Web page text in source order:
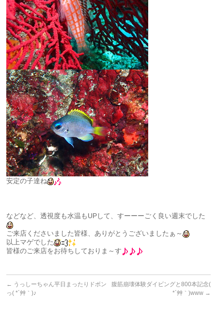
安定の子達ね
などなど、透視度も水温もUPして、すーーーごく良い週末でした
ご来店くださいました皆様、ありがとうございましたぁ～
以上マゲでした
皆様のご来店をお待ちしておりま～す
← うっしーちゃん平日まったりドボン
っ( *´艸｀)♪
腹筋崩壊体験ダイビングと800本記念(
*´艸｀)www →